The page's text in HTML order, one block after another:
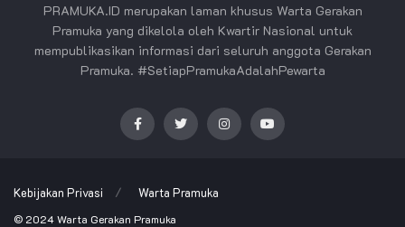
PRAMUKA.ID merupakan laman khusus Warta Gerakan
Pramuka yang dikelola oleh Kwartir Nasional untuk
mempublikasikan informasi dari seluruh anggota Gerakan
Pramuka. #SetiapPramukaAdalahPewarta
Kebijakan Privasi Warta Pramuka
© 2024Warta Gerakan Pramuka